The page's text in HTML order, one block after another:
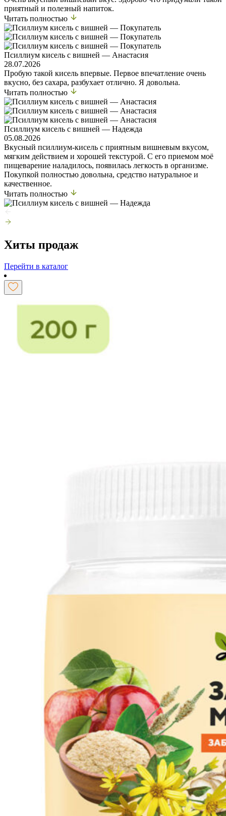
приятный и полезный напиток.
Читать полностью
Псиллиум кисель с вишней — Анастасия
28.07.2026
Пробую такой кисель впервые. Первое впечатление очень
вкусно, без сахара, разбухает отлично. Я довольна.
Читать полностью
Псиллиум кисель с вишней — Надежда
05.08.2026
Вкусный псиллиум-кисель с приятным вишневым вкусом,
мягким действием и хорошей текстурой. С его приемом моё
пищеварение наладилось, появилась легкость в организме.
Покупкой полностью довольна, средство натуральное и
качественное.
Читать полностью
Хиты продаж
Перейти в каталог